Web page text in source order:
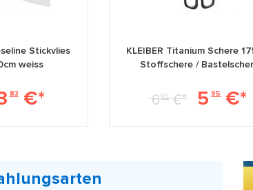
Stickvlies
weiss
83€*
KLEIBER Titanium Schere
Stoffschere /
695€* 5 95€*